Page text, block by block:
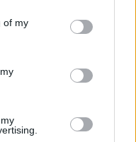
of my
Av bildet blir jeg
mmm...